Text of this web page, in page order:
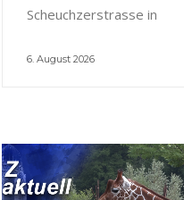
Scheuchzerstrasse in
6. August 2026